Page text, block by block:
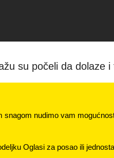
su počeli da dolaze
snagom nudimo vam
Oglasi za posao ili